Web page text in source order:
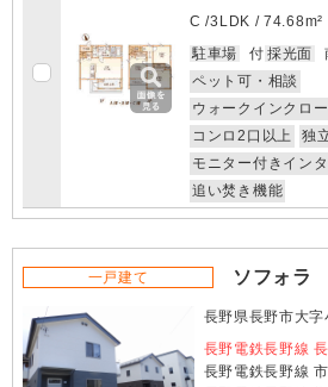
C /3LDK /74.68m²
駐車場
付 採光面
ペット可・相談
ウォークインクロ
コンロ2口以上
独
モニター付きイン
追い焚き機能
一戸建て ソフォラ
長野県長野市大字
長野電鉄長野線
長野電鉄長野線